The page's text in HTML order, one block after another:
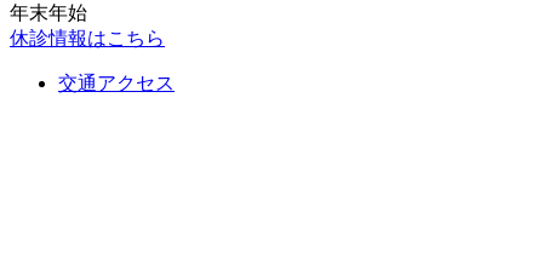
年末年始
休診情報はこちら
交通アクセス